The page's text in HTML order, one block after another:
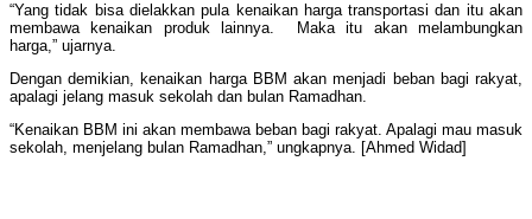
“Yang tidak bisa dielakkan pula kenaikan harga transportasi dan itu akan
membawa kenaikan produk lainnya. Maka itu akan melambungkan
harga,” ujarnya.
Dengan demikian, kenaikan harga BBM akan menjadi beban bagi rakyat,
apalagi jelang masuk sekolah dan bulan Ramadhan.
“Kenaikan BBM ini akan membawa beban bagi rakyat. Apalagi mau masuk
sekolah, menjelang bulan Ramadhan,” ungkapnya. [Ahmed Widad]